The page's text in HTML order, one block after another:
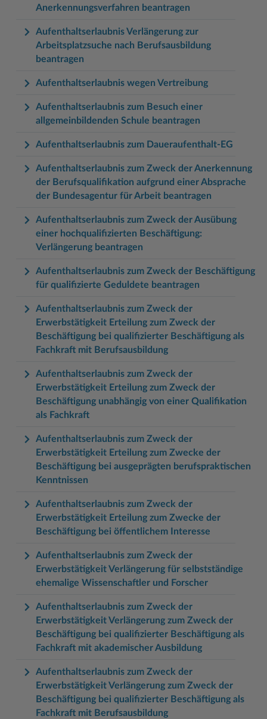
Anerkennungsverfahren beantragen
Aufenthaltserlaubnis Verlängerung zur
Arbeitsplatzsuche nach Berufsausbildung
beantragen
Aufenthaltserlaubnis wegen Vertreibung
Aufenthaltserlaubnis zum Besuch einer
allgemeinbildenden Schule beantragen
Aufenthaltserlaubnis zum Daueraufenthalt-EG
Aufenthaltserlaubnis zum Zweck der Anerkennung
der Berufsqualifikation aufgrund einer Absprache
der Bundesagentur für Arbeit beantragen
Aufenthaltserlaubnis zum Zweck der Ausübung
einer hochqualifizierten Beschäftigung:
Verlängerung beantragen
Aufenthaltserlaubnis zum Zweck der Beschäftigung
für qualifizierte Geduldete beantragen
Aufenthaltserlaubnis zum Zweck der
Erwerbstätigkeit Erteilung zum Zweck der
Beschäftigung bei qualifizierter Beschäftigung als
Fachkraft mit Berufsausbildung
Aufenthaltserlaubnis zum Zweck der
Erwerbstätigkeit Erteilung zum Zweck der
Beschäftigung unabhängig von einer Qualifikation
als Fachkraft
Aufenthaltserlaubnis zum Zweck der
Erwerbstätigkeit Erteilung zum Zwecke der
Beschäftigung bei ausgeprägten berufspraktischen
Kenntnissen
Aufenthaltserlaubnis zum Zweck der
Erwerbstätigkeit Erteilung zum Zwecke der
Beschäftigung bei öffentlichem Interesse
Aufenthaltserlaubnis zum Zweck der
Erwerbstätigkeit Verlängerung für selbstständige
ehemalige Wissenschaftler und Forscher
Aufenthaltserlaubnis zum Zweck der
Erwerbstätigkeit Verlängerung zum Zweck der
Beschäftigung bei qualifizierter Beschäftigung als
Fachkraft mit akademischer Ausbildung
Aufenthaltserlaubnis zum Zweck der
Erwerbstätigkeit Verlängerung zum Zweck der
Beschäftigung bei qualifizierter Beschäftigung als
Fachkraft mit Berufsausbildung